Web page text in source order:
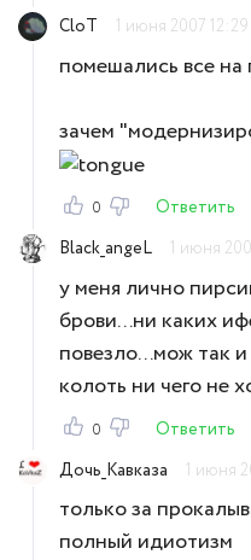
CloT
1 июня 2007 12:29
помешались все на
зачем
0
Ответить
Black_angeL
1 июня
у меня лично
брови...ни каких
повезло...мож так
колоть ни чего не
0
Ответить
Дочь_Кавказа
1 июня
только за
полный идиотизм